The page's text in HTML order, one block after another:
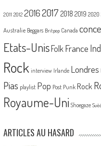
2011 2012 20162017 2018 2019 2020
Australie Beggars Britpop Canada
Etats-UnisFolk France
Rock interview Irlande Londres
Pias playlist Pop Post Punk Rock
Royaume-Uni Shoegaze
ARTICLES AU HASARD